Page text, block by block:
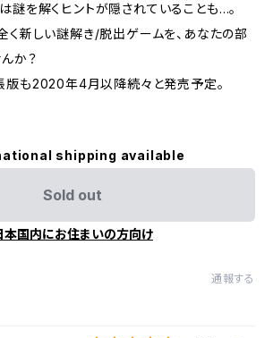
謎を解くヒントが隠されていることも…。
く新しい謎解き/脱出ゲームを、あなたの部
か？
も2020年4月以降続々と発売予定。
shipping available
Sold out
本国内にお住まいの方向け
通報する